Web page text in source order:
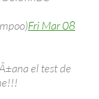
Fri Mar 08
el test de